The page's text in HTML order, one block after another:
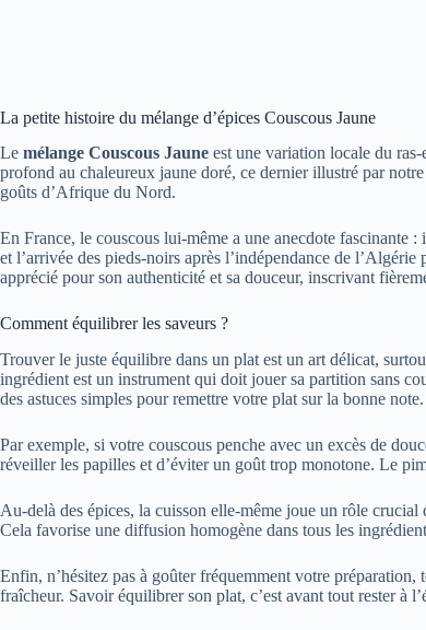
La petite histoire du mélange d’épices Couscous Jaune
Le mélange Couscous Jaune est une variation locale du
profond au chaleureux jaune doré, ce dernier illustré par
goûts d’Afrique du Nord.
En France, le couscous lui-même a une anecdote
et l’arrivée des pieds-noirs après l’indépendance de
apprécié pour son authenticité et sa douceur, inscrivant
Comment équilibrer les saveurs ?
Trouver le juste équilibre dans un plat est un art délicat,
ingrédient est un instrument qui doit jouer sa partition sans
des astuces simples pour remettre votre plat sur la bonne note.
Par exemple, si votre couscous penche avec un excès de
réveiller les papilles et d’éviter un goût trop monotone. Le
Au-delà des épices, la cuisson elle-même joue un rôle
Cela favorise une diffusion homogène dans tous les
Enfin, n’hésitez pas à goûter fréquemment votre
fraîcheur. Savoir équilibrer son plat, c’est avant tout rester à